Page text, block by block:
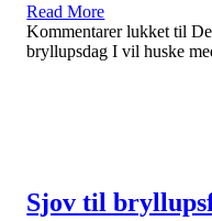
Read More
Kommentarer lukket til
bryllupsdag I vil huske
Sjov til